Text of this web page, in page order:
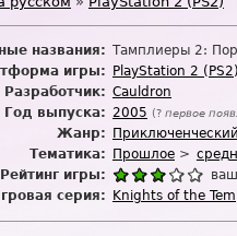
названия: Тамплиеры 2:
игры:
PlayStation 2 (PS2)
Разработчик: Cauldron
Год выпуска: 2005 (? первое
Жанр:
Тематика:
Прошлое
Рейтинг игры:
серия:
Knights of the